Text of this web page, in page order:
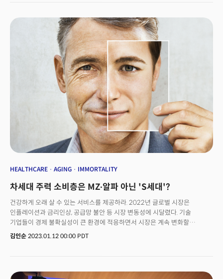
입주해 있었다. 일라이 릴리의 투자를 받은 핵심 협력 기업이기 때문이다.
진에딧은 올해 1월 제넨텍과 최대 6억2900만달러(약 8500억원)까지
단계별로 기술료를 받는 계약도 체결했다.&nbsp;진에딧 실리콘밸리
본사에서 만난 이근우 대표는 “제넨텍이 첫 번째 단백질 의약품을 개발,
바이오테크 시장을 개척한 이래로 이 분야에서 혁신이 계속되고 있다”며
“코로나19 백신이 큰 매출을 만들어 냈고, 일라이 릴리는 최근 비만 치료제뿐
아니라 알츠하이머 치료제까지 개발했다”고 강조했다.&nbsp;생명 과학
기술의 발전으로 이미 '유전자 치료'의 세상에 살고 있다는 이 대표의
판단이다. 이근우 대표는 유전자 치료를 DNA, RNA 프로그래밍에 비유했다.
프로그래밍 언어로 다양한 앱, 웹을 개발하듯 유전자 구조도 프로그래밍해
병을 치료할 수 있다는 것이다. 유전자 프로그래밍에 AI가 사용되면서 혁신의
속도는 더 빨라지고 있다.&nbsp;이 대표는 “mRNA 코로나19 백신 개발 임상
시험은 65일 만에 진행됐다. 예전엔 3~4년이 걸리던 일”이라며 “엄청나게
빠른 속도로 백신을 만들 수 있었던 건 유전자 프로그래밍의 힘”이라고
적용하는 유전자 치료제를 개발할 수 있다”며 “유전자 가위 기술을 활용한
것”이라고 했다.
HEALTHCARE AGING IMMORTALITY
차세대 주력 소비층은 MZ∙알파 아닌 'S세대'?
건강하게 오래 살 수 있는 서비스를 제공하라. 2022년 글로벌 시장은
인플레이션과 금리인상, 공급망 불안 등 시장 변동성에 시달렸다. 기술
기업들이 경제 불확실성이 큰 환경에 적응하면서 시장은 계속 변화할
전망이다. CB인사이트는 투자활동과 경영진, 미디어, 특허 등을 분석해
김인순 2023.01.12 00:00 PDT